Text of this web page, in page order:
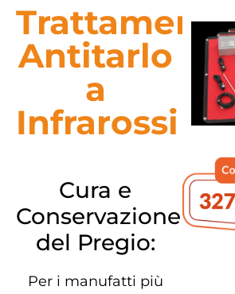
Trattamento
Antitarlo
a
Infrarossi
Cura e
Conservazione
del Pregio:
Per i manufatti più